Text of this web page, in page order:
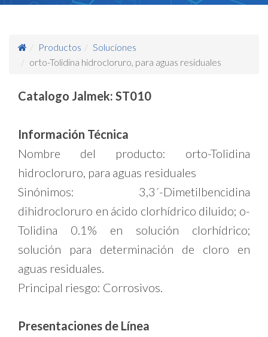
Productos
Soluciones
orto-Tolidina hidrocloruro, para aguas residuales
Catalogo Jalmek: ST010
Información Técnica
Nombre del producto: orto-Tolidina
hidrocloruro, para aguas residuales
Sinónimos: 3,3´-Dimetilbencidina
dihidrocloruro en ácido clorhídrico diluido; o-
Tolidina 0.1% en solución clorhídrico;
solución para determinación de cloro en
aguas residuales.
Principal riesgo: Corrosivos.
Presentaciones de Línea